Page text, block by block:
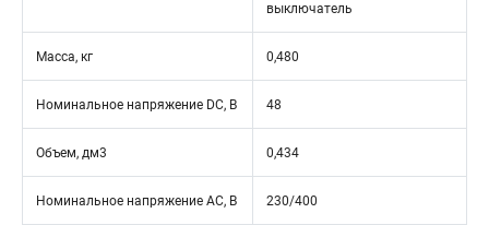
выключатель
Масса, кг 0,480
Номинальное напряжение DC, В 48
Объем, дм3 0,434
Номинальное напряжение АС, В 230/400